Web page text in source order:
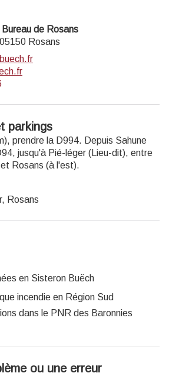
de 14h à 18h, et les dimanches de
18h
de Rosans
05150 Rosans
parkings
prendre la D994. Depuis Sahune
jusqu'à Pié-léger (Lieu-dit), entre
Rosans (à l'est).
Rosans
en Sisteron Buëch
incendie en Région Sud
dans le PNR des Baronnies
ou une erreur